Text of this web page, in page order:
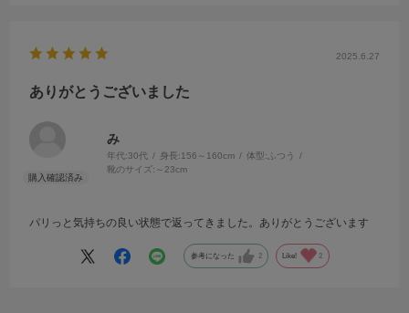
2025.6.27
ありがとうございました
み
年代:30代 身長:156～160cm 体型:ふつう
靴のサイズ: ～23cm
パリっと気持ちの良い状態で返ってきました。ありがとうございます
参考になった 2 Like! 2